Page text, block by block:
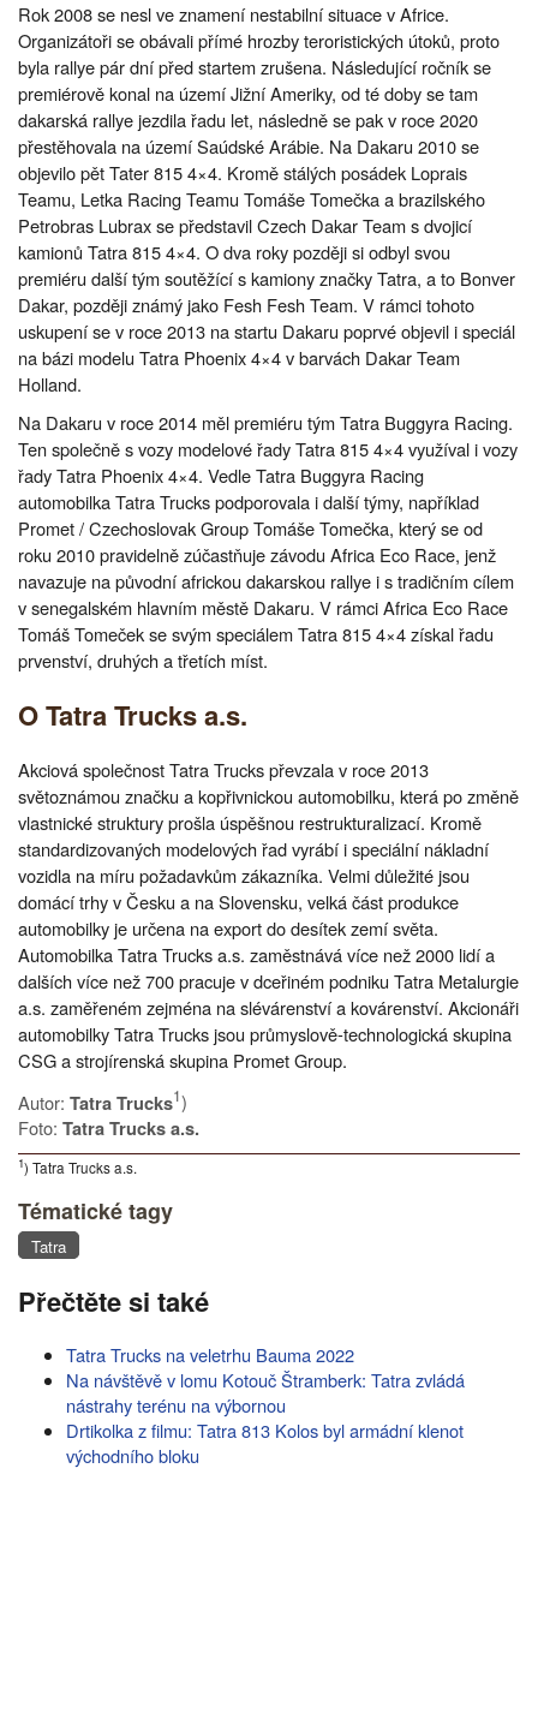
Rok 2008 se nesl ve znamení nestabilní situace v Africe.
Organizátoři se obávali přímé hrozby teroristických útoků, proto
byla rallye pár dní před startem zrušena. Následující ročník se
premiérově konal na území Jižní Ameriky, od té doby se tam
dakarská rallye jezdila řadu let, následně se pak v roce 2020
přestěhovala na území Saúdské Arábie. Na Dakaru 2010 se
objevilo pět Tater 815 4×4. Kromě stálých posádek Loprais
Teamu, Letka Racing Teamu Tomáše Tomečka a brazilského
Petrobras Lubrax se představil Czech Dakar Team s dvojicí
kamionů Tatra 815 4×4. O dva roky později si odbyl svou
premiéru další tým soutěžící s kamiony značky Tatra, a to Bonver
Dakar, později známý jako Fesh Fesh Team. V rámci tohoto
uskupení se v roce 2013 na startu Dakaru poprvé objevil i speciál
na bázi modelu Tatra Phoenix 4×4 v barvách Dakar Team
Holland.
Na Dakaru v roce 2014 měl premiéru tým Tatra Buggyra Racing.
Ten společně s vozy modelové řady Tatra 815 4×4 využíval i vozy
řady Tatra Phoenix 4×4. Vedle Tatra Buggyra Racing
automobilka Tatra Trucks podporovala i další týmy, například
Promet / Czechoslovak Group Tomáše Tomečka, který se od
roku 2010 pravidelně zúčastňuje závodu Africa Eco Race, jenž
navazuje na původní africkou dakarskou rallye i s tradičním cílem
v senegalském hlavním městě Dakaru. V rámci Africa Eco Race
Tomáš Tomeček se svým speciálem Tatra 815 4×4 získal řadu
prvenství, druhých a třetích míst.
O Tatra Trucks a.s.
Akciová společnost Tatra Trucks převzala v roce 2013
světoznámou značku a kopřivnickou automobilku, která po změně
vlastnické struktury prošla úspěšnou restrukturalizací. Kromě
standardizovaných modelových řad vyrábí i speciální nákladní
vozidla na míru požadavkům zákazníka. Velmi důležité jsou
domácí trhy v Česku a na Slovensku, velká část produkce
automobilky je určena na export do desítek zemí světa.
Automobilka Tatra Trucks a.s. zaměstnává více než 2000 lidí a
dalších více než 700 pracuje v dceřiném podniku Tatra Metalurgie
a.s. zaměřeném zejména na slévárenství a kovárenství. Akcionáři
automobilky Tatra Trucks jsou průmyslově-technologická skupina
CSG a strojírenská skupina Promet Group.
Autor: Tatra Trucks1)
Foto: Tatra Trucks a.s.
1) Tatra Trucks a.s.
Tématické tagy
Tatra
Přečtěte si také
Tatra Trucks na veletrhu Bauma 2022
Na návštěvě v lomu Kotouč Štramberk: Tatra zvládá
nástrahy terénu na výbornou
Drtikolka z filmu: Tatra 813 Kolos byl armádní klenot
východního bloku